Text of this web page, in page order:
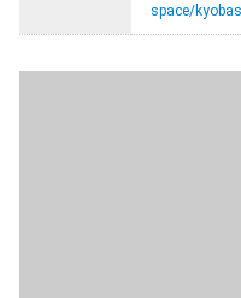
space/